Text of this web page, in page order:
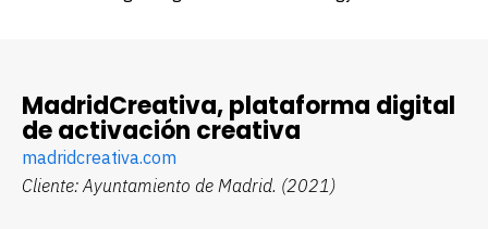
MadridCreativa, plataforma digital
de activación creativa
madridcreativa.com
Cliente: Ayuntamiento de Madrid. (2021)